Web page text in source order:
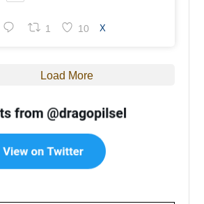
1 10 X
Load More